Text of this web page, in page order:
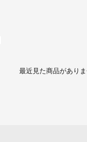
最近見た商品があり